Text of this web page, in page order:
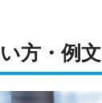
方・例文